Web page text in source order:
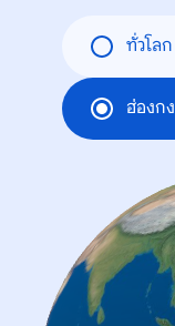
ทั่วโลก
ฮ่องกง